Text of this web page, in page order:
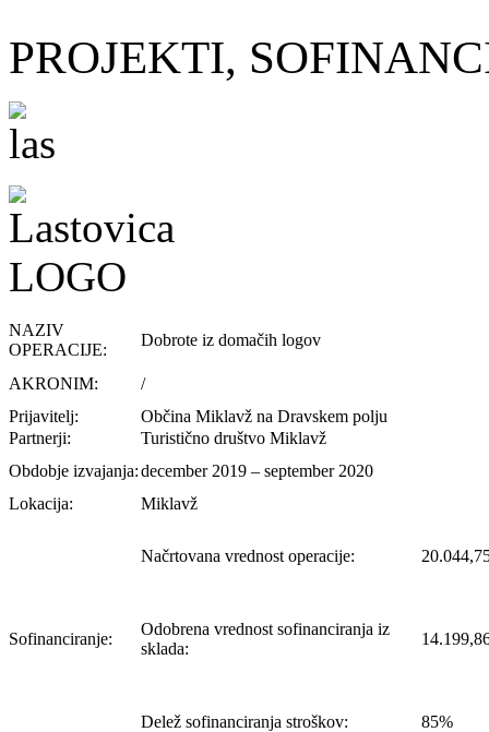
PROJEKTI,
NAZIV
OPERACIJE:
Dobrote iz domačih logov
AKRONIM:
/
Prijavitelj:
Občina Miklavž na Dravskem polju
Partnerji:
Turistično društvo Miklavž
Obdobje izvajanja:december 2019 – september 2020
Lokacija:
Miklavž
Sofinanciranje:
Načrtovana vrednost operacije:
Odobrena vrednost sofinanciranja iz
sklada:
Delež sofinanciranja stroškov: 85%